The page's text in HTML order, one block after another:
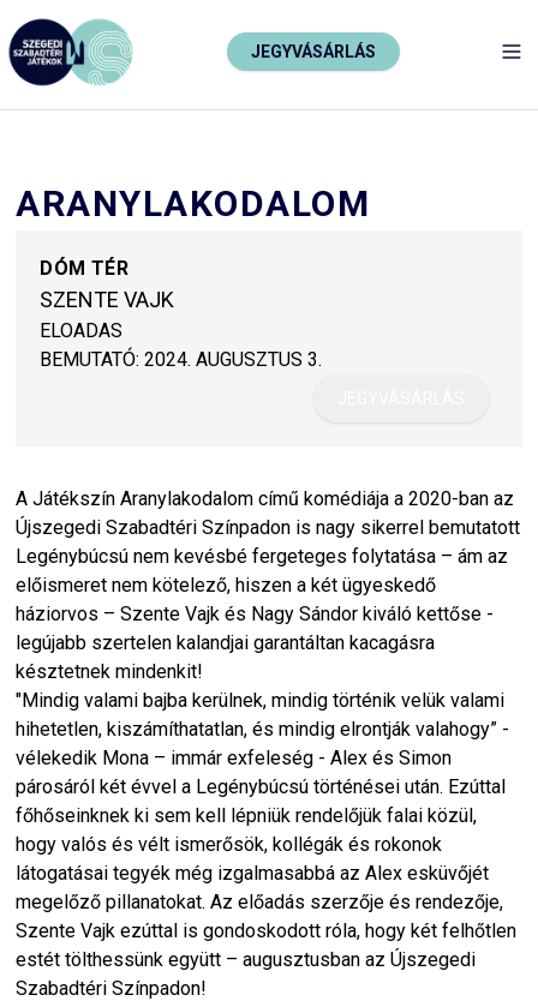
JEGYVÁSÁRLÁS
ARANYLAKODALOM
DÓM TÉR
SZENTE VAJK
ELOADAS
BEMUTATÓ: 2024. AUGUSZTUS 3.
A Játékszín Aranylakodalom című komédiája a 2020-ban az
Újszegedi Szabadtéri Színpadon is nagy sikerrel bemutatott
Legénybúcsú nem kevésbé fergeteges folytatása – ám az
előismeret nem kötelező, hiszen a két ügyeskedő
háziorvos – Szente Vajk és Nagy Sándor kiváló kettőse -
legújabb szertelen kalandjai garantáltan kacagásra
késztetnek mindenkit!
"Mindig valami bajba kerülnek, mindig történik velük valami
hihetetlen, kiszámíthatatlan, és mindig elrontják valahogy” -
vélekedik Mona – immár exfeleség - Alex és Simon
párosáról két évvel a Legénybúcsú történései után. Ezúttal
főhőseinknek ki sem kell lépniük rendelőjük falai közül,
hogy valós és vélt ismerősök, kollégák és rokonok
látogatásai tegyék még izgalmasabbá az Alex esküvőjét
megelőző pillanatokat. Az előadás szerzője és rendezője,
Szente Vajk ezúttal is gondoskodott róla, hogy két felhőtlen
estét tölthessünk együtt – augusztusban az Újszegedi
Szabadtéri Színpadon!